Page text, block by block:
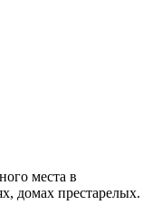
места в
домах престарелых.